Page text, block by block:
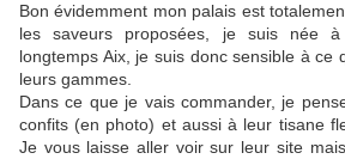
Bon évidemment mon palais est
les saveurs proposées, je suis née
longtemps Aix, je suis donc sensible à ce
leurs gammes.
Dans ce que je vais commander, je
confits (en photo) et aussi à leur tisane
Je vous laisse aller voir sur leur site